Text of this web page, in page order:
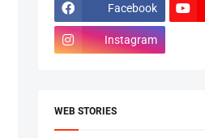
Facebook
Instagram
WEB STORIES